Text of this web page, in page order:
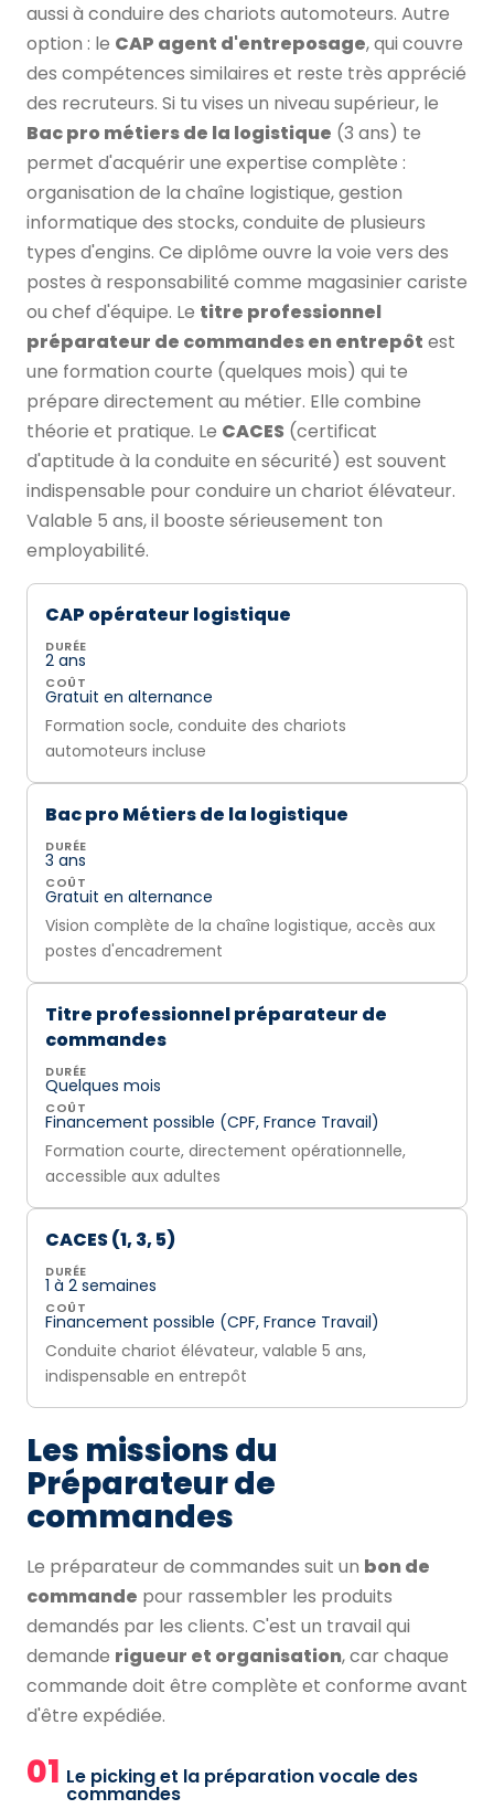
aussi à conduire des chariots automoteurs. Autre
option : le CAP agent d'entreposage, qui couvre
des compétences similaires et reste très apprécié
des recruteurs. Si tu vises un niveau supérieur, le
Bac pro métiers de la logistique (3 ans) te
permet d'acquérir une expertise complète :
organisation de la chaîne logistique, gestion
informatique des stocks, conduite de plusieurs
types d'engins. Ce diplôme ouvre la voie vers des
postes à responsabilité comme magasinier cariste
ou chef d'équipe. Le titre professionnel
préparateur de commandes en entrepôt est
une formation courte (quelques mois) qui te
prépare directement au métier. Elle combine
théorie et pratique. Le CACES (certificat
d'aptitude à la conduite en sécurité) est souvent
indispensable pour conduire un chariot élévateur.
Valable 5 ans, il booste sérieusement ton
employabilité.
CAP opérateur logistique
DURÉE
2 ans
COÛT
Gratuit en alternance
Formation socle, conduite des chariots
automoteurs incluse
Bac pro Métiers de la logistique
DURÉE
3 ans
COÛT
Gratuit en alternance
Vision complète de la chaîne logistique, accès aux
postes d'encadrement
Titre professionnel préparateur de
commandes
DURÉE
Quelques mois
COÛT
Financement possible (CPF, France Travail)
Formation courte, directement opérationnelle,
accessible aux adultes
CACES (1, 3, 5)
DURÉE
1 à 2 semaines
COÛT
Financement possible (CPF, France Travail)
Conduite chariot élévateur, valable 5 ans,
indispensable en entrepôt
Les missions du
Préparateur de
commandes
Le préparateur de commandes suit un bon de
commande pour rassembler les produits
demandés par les clients. C'est un travail qui
demande rigueur et organisation, car chaque
commande doit être complète et conforme avant
d'être expédiée.
01 Le picking et la préparation vocale des
commandes